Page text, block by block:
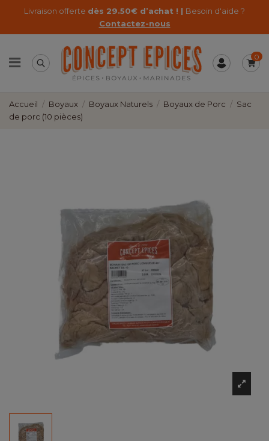
Livraison offerte dès 29.50€ d’achat ! | Besoin d'aide ?
Contactez-nous
0
Accueil Boyaux Boyaux Naturels Boyaux de Porc
Sac
de porc (10 pièces)